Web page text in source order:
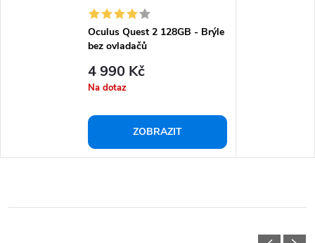
Oculus Quest 2 128GB - Brýle
bez ovladačů
4 990 Kč
Na dotaz
ZOBRAZIT